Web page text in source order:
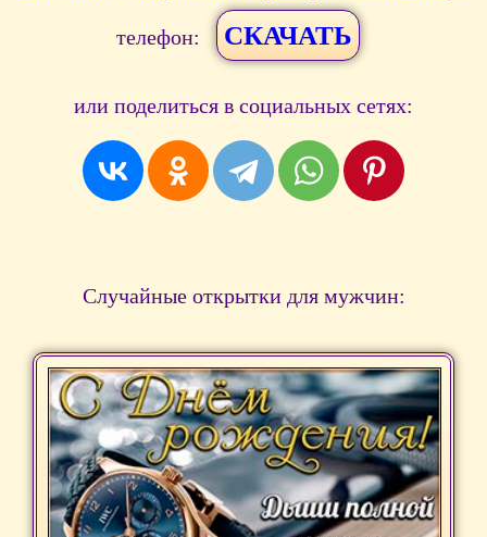
телефон: СКАЧАТЬ
или поделиться в социальных сетях:
Случайные открытки для мужчин: